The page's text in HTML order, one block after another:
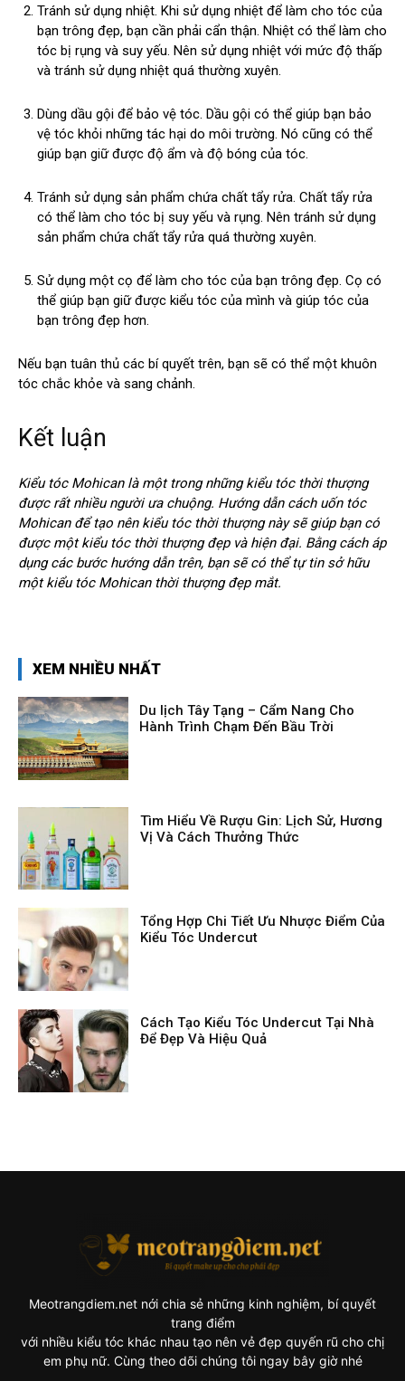
Tránh sử dụng nhiệt. Khi sử dụng nhiệt để làm cho tóc của
bạn trông đẹp, bạn cần phải cẩn thận. Nhiệt có thể làm cho
tóc bị rụng và suy yếu. Nên sử dụng nhiệt với mức độ thấp
và tránh sử dụng nhiệt quá thường xuyên.
Dùng dầu gội để bảo vệ tóc. Dầu gội có thể giúp bạn bảo
vệ tóc khỏi những tác hại do môi trường. Nó cũng có thể
giúp bạn giữ được độ ẩm và độ bóng của tóc.
Tránh sử dụng sản phẩm chứa chất tẩy rửa. Chất tẩy rửa
có thể làm cho tóc bị suy yếu và rụng. Nên tránh sử dụng
sản phẩm chứa chất tẩy rửa quá thường xuyên.
Sử dụng một cọ để làm cho tóc của bạn trông đẹp. Cọ có
thể giúp bạn giữ được kiểu tóc của mình và giúp tóc của
bạn trông đẹp hơn.
Nếu bạn tuân thủ các bí quyết trên, bạn sẽ có thể một khuôn
tóc chắc khỏe và sang chảnh.
Kết luận
Kiểu tóc Mohican là một trong những kiểu tóc thời thượng
được rất nhiều người ưa chuộng. Hướng dẫn cách uốn tóc
Mohican để tạo nên kiểu tóc thời thượng này sẽ giúp bạn có
được một kiểu tóc thời thượng đẹp và hiện đại. Bằng cách áp
dụng các bước hướng dẫn trên, bạn sẽ có thể tự tin sở hữu
một kiểu tóc Mohican thời thượng đẹp mắt.
XEM NHIỀU NHẤT
Du lịch Tây Tạng – Cẩm Nang Cho
Hành Trình Chạm Đến Bầu Trời
Tìm Hiểu Về Rượu Gin: Lịch Sử, Hương
Vị Và Cách Thưởng Thức
Tổng Hợp Chi Tiết Ưu Nhược Điểm Của
Kiểu Tóc Undercut
Cách Tạo Kiểu Tóc Undercut Tại Nhà
Để Đẹp Và Hiệu Quả
Meotrangdiem.net nới chia sẻ những kinh nghiệm, bí quyết
trang điểm
với nhiều kiểu tóc khác nhau tạo nên vẻ đẹp quyến rũ cho chị
em phụ nữ. Cùng theo dõi chúng tôi ngay bây giờ nhé